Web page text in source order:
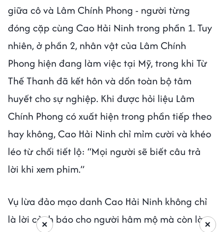
giữa cô và Lâm Chính Phong - người từng
đóng cặp cùng Cao Hải Ninh trong phần 1. Tuy
nhiên, ở phần 2, nhân vật của Lâm Chính
Phong hiện đang làm việc tại Mỹ, trong khi Từ
Thế Thanh đã kết hôn và dồn toàn bộ tâm
huyết cho sự nghiệp. Khi được hỏi liệu Lâm
Chính Phong có xuất hiện trong phần tiếp theo
hay không, Cao Hải Ninh chỉ mỉm cười và khéo
léo từ chối tiết lộ: “Mọi người sẽ biết câu trả
lời khi xem phim.”
Vụ lừa đảo mạo danh Cao Hải Ninh không chỉ
là lời cảnh báo cho người hâm mộ mà còn là×
×